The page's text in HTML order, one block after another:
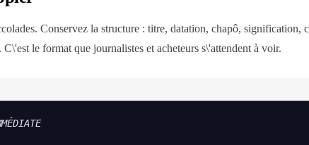
Conservez la structure : titre, datation, chapô,
le format que journalistes et acheteurs s\'attendent à voir.